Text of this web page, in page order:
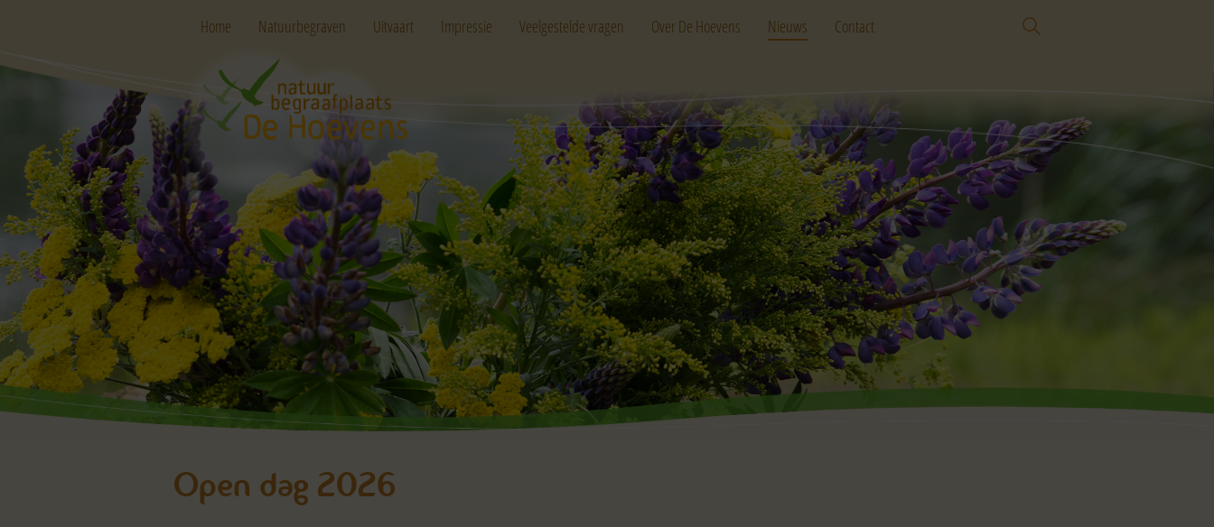
Home Natuurbegraven Uitvaart Impressie Veelgestelde vragen Over De Hoevens Nieuws Contact
Open dag 2026